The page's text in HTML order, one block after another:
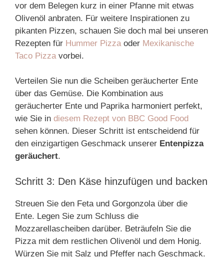
vor dem Belegen kurz in einer Pfanne mit etwas
Olivenöl anbraten. Für weitere Inspirationen zu
pikanten Pizzen, schauen Sie doch mal bei unseren
Rezepten für Hummer Pizza oder Mexikanische
Taco Pizza vorbei.
Verteilen Sie nun die Scheiben geräucherter Ente
über das Gemüse. Die Kombination aus
geräucherter Ente und Paprika harmoniert perfekt,
wie Sie in diesem Rezept von BBC Good Food
sehen können. Dieser Schritt ist entscheidend für
den einzigartigen Geschmack unserer Entenpizza
geräuchert.
Schritt 3: Den Käse hinzufügen und backen
Streuen Sie den Feta und Gorgonzola über die
Ente. Legen Sie zum Schluss die
Mozzarellascheiben darüber. Beträufeln Sie die
Pizza mit dem restlichen Olivenöl und dem Honig.
Würzen Sie mit Salz und Pfeffer nach Geschmack.